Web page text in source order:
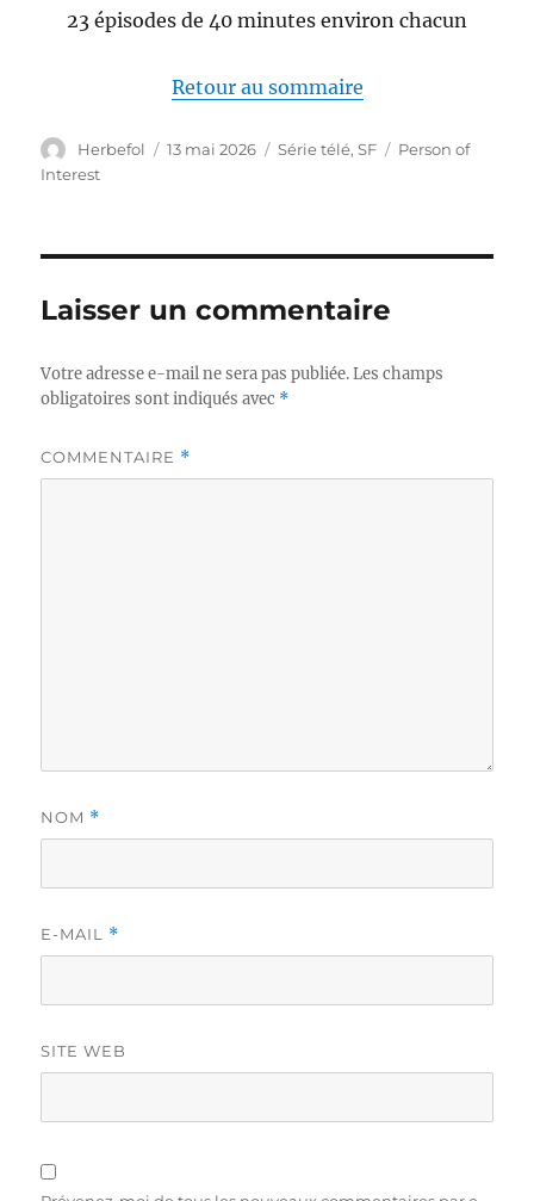
23 épisodes de 40 minutes environ chacun
Retour au sommaire
Auteur
Herbefol
Publié
13 mai 2026 Catégories
Série télé,SF Étiquettes
Person of
Interest
Laisser un commentaire
Votre adresse e-mail ne sera pas publiée. Les champs
obligatoires sont indiqués avec *
COMMENTAIRE *
NOM *
E-MAIL *
SITE WEB